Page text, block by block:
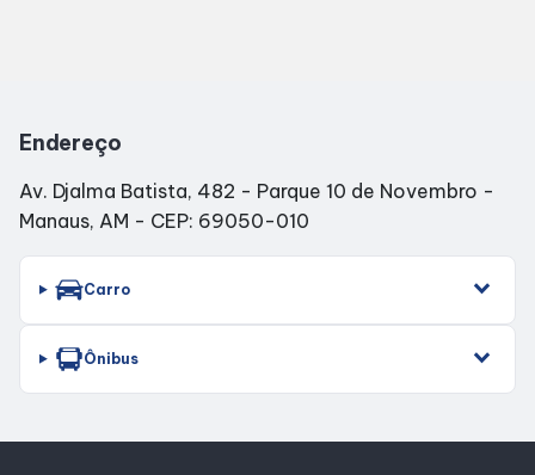
Alimentação
Programa de beneficios
Endereço
Av. Djalma Batista, 482 - Parque 10 de Novembro -
Manaus, AM - CEP: 69050-010
Carro
Ônibus